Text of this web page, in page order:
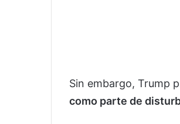
Sin embargo, Trump
como parte de